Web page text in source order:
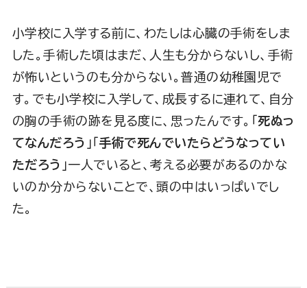
小学校に入学する前に、わたしは心臓の手術をしま
した。手術した頃はまだ、人生も分からないし、手術
が怖いというのも分からない。普通の幼稚園児で
す。でも小学校に入学して、成長するに連れて、自分
の胸の手術の跡を見る度に、思ったんです。「死ぬっ
てなんだろう 」「 手術で死んでいたらどうなってい
ただろう 」一人でいると、考える必要があるのかな
いのか分からないことで、頭の中はいっぱいでし
た。